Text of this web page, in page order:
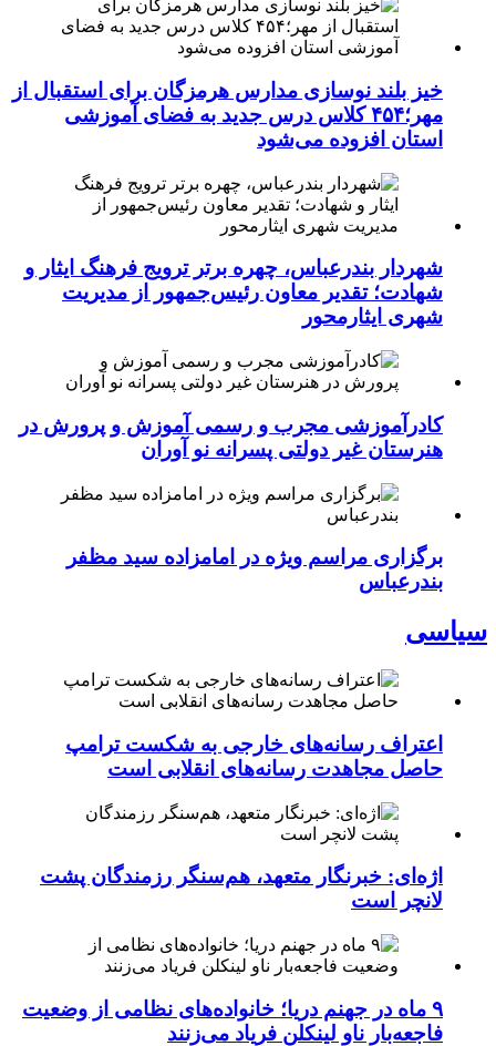
خیز بلند نوسازی مدارس هرمزگان برای استقبال از
مهر؛۴۵۴ کلاس درس جدید به فضای آموزشی
استان افزوده می‌شود
شهردار بندرعباس، چهره برتر ترویج فرهنگ ایثار و
شهادت؛ تقدیر معاون رئیس‌جمهور از مدیریت
شهری ایثارمحور
کادرآموزشی مجرب و رسمی آموزش و پرورش در
هنرستان غیر دولتی پسرانه نو آوران
برگزاری مراسم ویژه در امامزاده سید مظفر
بندرعباس
سیاسی
اعتراف رسانه‌های خارجی به شکست ترامپ
حاصل مجاهدت رسانه‌های انقلابی است
اژه‌ای: خبرنگار متعهد، هم‌سنگر رزمندگان پشت
لانچر است
۹ ماه در جهنم دریا؛ خانواده‌های نظامی از وضعیت
فاجعه‌بار ناو لینکلن فریاد می‌زنند